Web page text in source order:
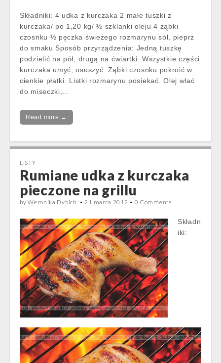
Składniki: 4 udka z kurczaka 2 małe tuszki z
kurczaka/ po 1,20 kg/ ½ szklanki oleju 4 ząbki
czosnku ½ pęczka świeżego rozmarynu sól, pieprz
do smaku Sposób przyrządzenia: Jedną tuszkę
podzielić na pół, drugą na ćwiartki. Wszystkie części
kurczaka umyć, osuszyć. Ząbki czosnku pokroić w
cienkie płatki. Listki rozmarynu posiekać. Olej wlać
do miseczki,…
Read more →
LISTY
Rumiane udka z kurczaka
pieczone na grillu
byWeronika Dybich • 21 marca 2012 • 0 Comments
Składn
iki: